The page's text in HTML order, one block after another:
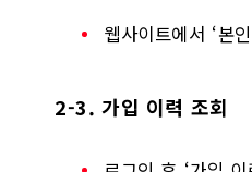
웹사이트에서 ‘본
2-3. 가입 이력 조회